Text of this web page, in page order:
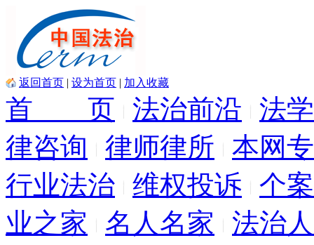
返回首页 | 设为首页 | 加入收藏
首 页 法治前沿
法
律咨询
律师律所
本网
行业法治 维权投诉
个
业之家
名人名家
法治